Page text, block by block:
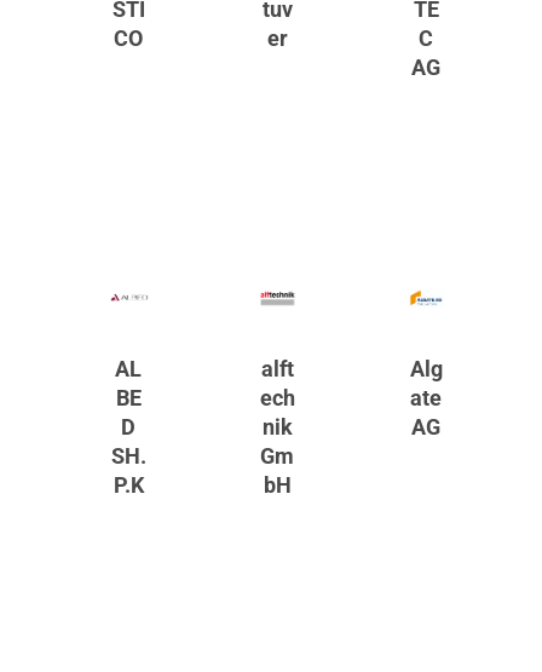
STI
CO
tuv
er
TE
C
AG
AL
BE
D
SH.
P.K
alft
ech
nik
Gm
bH
Alg
ate
AG